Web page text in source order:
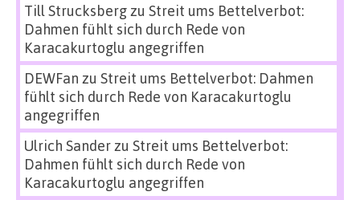
Till Strucksbergzu Streit ums Bettelverbot:
Dahmen fühlt sich durch Rede von
Karacakurtoglu angegriffen
DEWFan zu Streit ums Bettelverbot: Dahmen
fühlt sich durch Rede von Karacakurtoglu
angegriffen
Ulrich Sanderzu Streit ums Bettelverbot:
Dahmen fühlt sich durch Rede von
Karacakurtoglu angegriffen